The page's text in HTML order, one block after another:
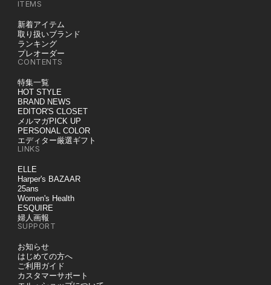
ITEMS
新着アイテム
取り扱いブランド
ランキング
プレオーダー
CONTENTS
特集一覧
HOT STYLE
BRAND NEWS
EDITOR'S CLOSET
メルマガPICK UP
PERSONAL COLOR
エディター厳選ギフト
LINKS
ELLE
Harper's BAZAAR
25ans
Women's Health
ESQUIRE
婦人画報
SUPPORT
お知らせ
はじめての方へ
ご利用ガイド
カスタマーサポート